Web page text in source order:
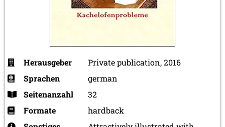
Herausgeber
Private publication, 2016
Sprachen
german
Seitenanzahl
32
Formate
hardback